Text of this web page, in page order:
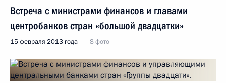
Встреча с министрами финансов и главами
центробанков стран «большой двадцатки»
15 февраля 2013 года 8 фото